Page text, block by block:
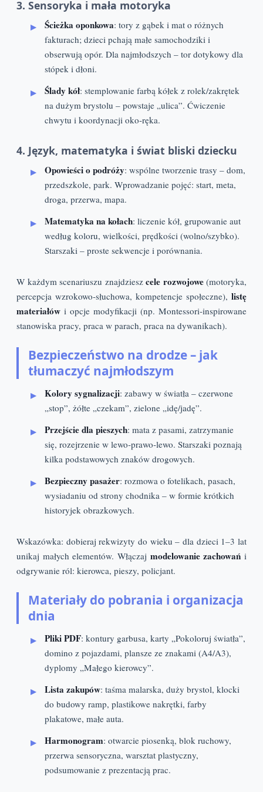
3. Sensoryka i mała motoryka
Ścieżka oponkowa: tory z gąbek i mat o różnych
fakturach; dzieci pchają małe samochodziki i
obserwują opór. Dla najmłodszych – tor dotykowy dla
stópek i dłoni.
Ślady kół: stemplowanie farbą kółek z rolek/zakrętek
na dużym brystolu – powstaje „ulica”. Ćwiczenie
chwytu i koordynacji oko‑ręka.
4. Język, matematyka i świat bliski dziecku
Opowieści o podróży: wspólne tworzenie trasy – dom,
przedszkole, park. Wprowadzanie pojęć: start, meta,
droga, przerwa, mapa.
Matematyka na kołach: liczenie kół, grupowanie aut
według koloru, wielkości, prędkości (wolno/szybko).
Starszaki – proste sekwencje i porównania.
W każdym scenariuszu znajdziesz cele rozwojowe(motoryka,
percepcja wzrokowo‑słuchowa, kompetencje społeczne), listę
materiałów i opcje modyfikacji (np. Montessori‑inspirowane
stanowiska pracy, praca w parach, praca na dywanikach).
Bezpieczeństwo na drodze – jak
tłumaczyć najmłodszym
Kolory sygnalizacji: zabawy w światła – czerwone
„stop”, żółte „czekam”, zielone „idę/jadę”.
Przejście dla pieszych: mata z pasami, zatrzymanie
się, rozejrzenie w lewo‑prawo‑lewo. Starszaki poznają
kilka podstawowych znaków drogowych.
Bezpieczny pasażer: rozmowa o fotelikach, pasach,
wysiadaniu od strony chodnika – w formie krótkich
historyjek obrazkowych.
Wskazówka: dobieraj rekwizyty do wieku – dla dzieci 1–3 lat
unikaj małych elementów. Włączaj modelowanie zachowań i
odgrywanie ról: kierowca, pieszy, policjant.
Materiały do pobrania i organizacja
dnia
Pliki PDF: kontury garbusa, karty „Pokoloruj światła”,
domino z pojazdami, plansze ze znakami (A4/A3),
dyplomy „Małego kierowcy”.
Lista zakupów: taśma malarska, duży brystol, klocki
do budowy ramp, plastikowe nakrętki, farby
plakatowe, małe auta.
Harmonogram: otwarcie piosenką, blok ruchowy,
przerwa sensoryczna, warsztat plastyczny,
podsumowanie z prezentacją prac.